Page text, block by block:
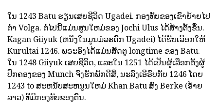
ໃນ 1243 Batu ຮຽນເສຍຊີວິດ Ugadei. ກອງທັບຂອງເຂົາຍ້າຍໄປ
ຕ່ໍາ Volga. ຕໍ່ໄປນີ້ແມ່ນສູນໃຫມ່ຂອງ Jochi Ulus ໄດ້ສ້າງຕັ້ງຂຶ້ນ.
Kagan Giiyuk (ຫນຶ່ງໃນມູນມໍລະດົກ Ugadei) ໄດ້ຮັບເລືອກໃຫ້
Kurultai 1246. ພຣະອົງໄດ້ແມ່ນສັດຕູ longtime ຂອງ Batu.
ໃນ 1248 Giiyuk ເສຍຊີວິດ, ແລະໃນ 1251 ໄດ້ເປັນຜູ້ເລືອກຕັ້ງຜູ້
ປົກຄອງຂອງ Munch ຈົງຮັກພັກດີສີ່, ນະລົງເອີຣົບກັບ 1246 ໂດຍ
1243 to ສະຫນັບສະຫນູນໃຫມ່ Khan Batu ສົ່ງ Berke (ອ້າຍ
ລາວ) ທີ່ມີກອງທັບຂອງຕົນ.